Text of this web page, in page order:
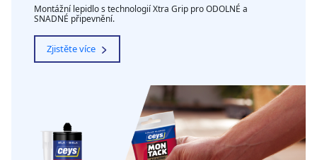
Montážní lepidlo s technologií Xtra Grip pro ODOLNÉ a
SNADNÉ připevnění.
Zjistěte více